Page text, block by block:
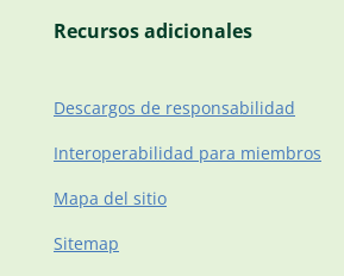
Recursos adicionales
Descargos de responsabilidad
Interoperabilidad para miembros
Mapa del sitio
Sitemap